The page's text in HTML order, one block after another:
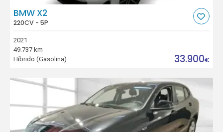
BMW X2
220CV - 5P
2021
49.737 km
Híbrido (Gasolina)
33.900€